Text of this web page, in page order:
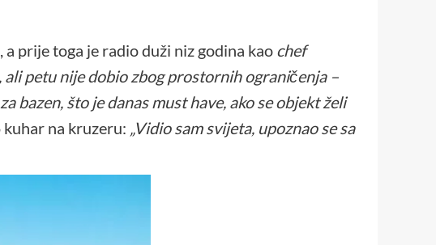
prije toga je radio duži niz godina kao chef
petu nije dobio zbog prostornih ograničenja –
bazen, što je danas must have, ako se objekt želi
na kruzeru: „Vidio sam svijeta, upoznao se sa